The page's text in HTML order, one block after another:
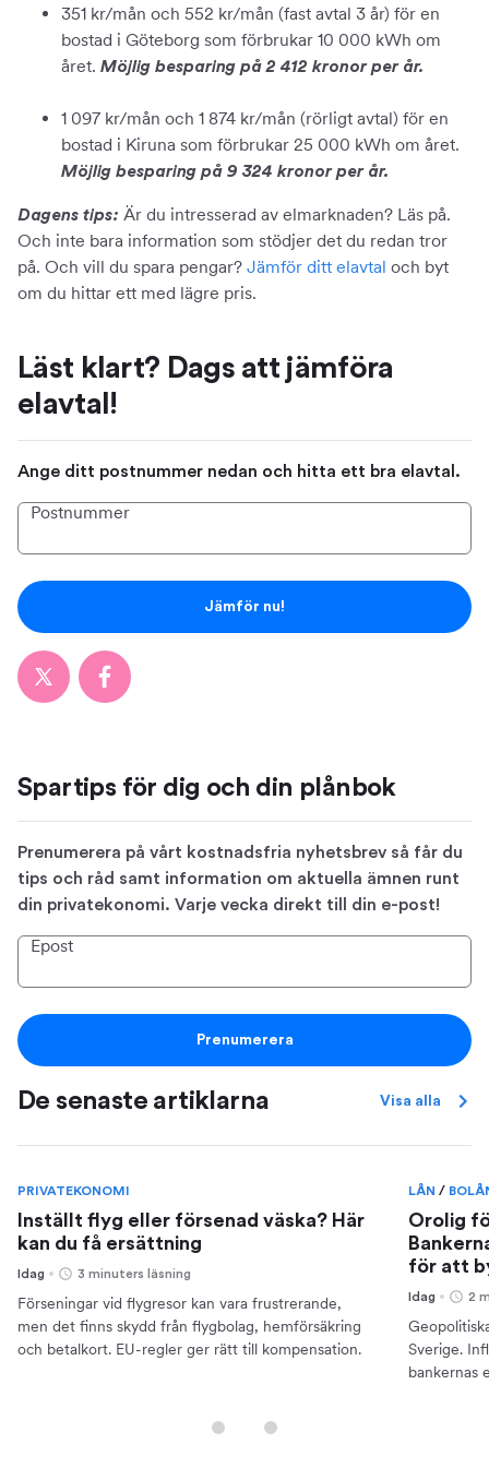
351 kr/mån och 552 kr/mån (fast avtal 3 år) för en
bostad i Göteborg som förbrukar 10 000 kWh om
året. Möjlig besparing på 2 412 kronor per år.
1 097 kr/mån och 1 874 kr/mån (rörligt avtal) för en
bostad i Kiruna som förbrukar 25 000 kWh om året.
Möjlig besparing på 9 324 kronor per år.
Dagens tips: Är du intresserad av elmarknaden? Läs på.
Och inte bara information som stödjer det du redan tror
på. Och vill du spara pengar? Jämför ditt elavtal och byt
om du hittar ett med lägre pris.
Läst klart? Dags att jämföra
elavtal!
Ange ditt postnummer nedan och hitta ett bra elavtal.
Postnummer
Jämför nu!
Spartips för dig och din plånbok
Prenumerera på vårt kostnadsfria nyhetsbrev så får du
tips och råd samt information om aktuella ämnen runt
din privatekonomi. Varje vecka direkt till din e-post!
Epost
Prenumerera
De senaste artiklarna Visa alla
PRIVATEKONOMI
Inställt flyg eller försenad väska? Här
kan du få ersättning
Idag 3 minuters läsning
Förseningar vid flygresor kan vara frustrerande,
men det finns skydd från flygbolag, hemförsäkring
och betalkort. EU-regler ger rätt till kompensation.
LÅN/
Orolig
för att
Idag 2
Sverige.
bankernas